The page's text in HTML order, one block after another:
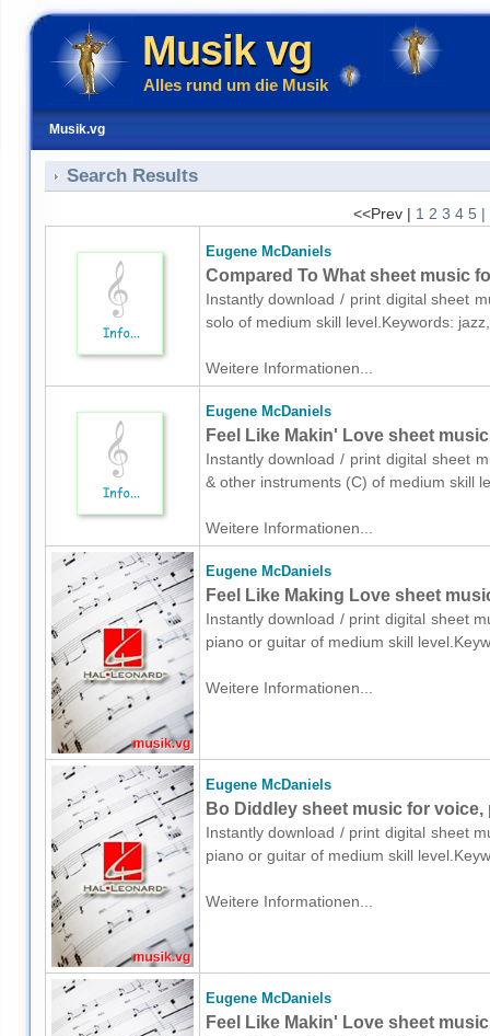
Musik vg
Alles rund um die Musik
Musik.vg
Search Results
<<Prev | 1 2 3 4 5 |
Eugene McDaniels
Compared To What sheet music
Instantly download / print digital sheet
solo of medium skill level.Keywords:
Weitere Informationen...
Eugene McDaniels
Feel Like Makin' Love sheet
Instantly download / print digital sheet
& other instruments (C) of medium skill
Weitere Informationen...
Eugene McDaniels
Feel Like Making Love sheet
Instantly download / print digital sheet
piano or guitar of medium skill
Weitere Informationen...
Eugene McDaniels
Bo Diddley sheet music for
Instantly download / print digital sheet
piano or guitar of medium skill
Weitere Informationen...
Eugene McDaniels
Feel Like Makin' Love sheet